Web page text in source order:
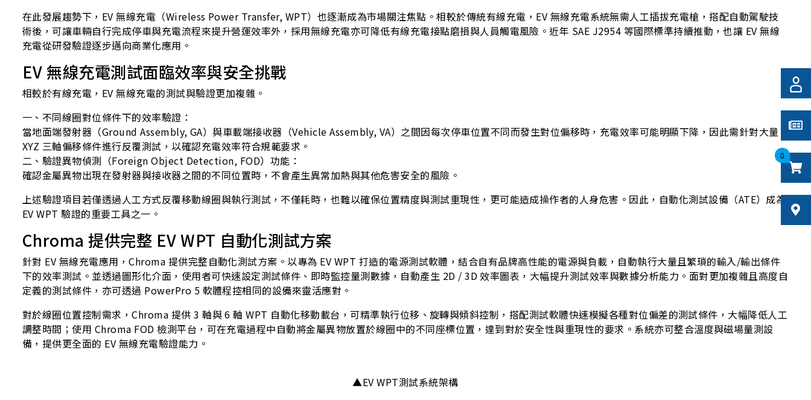
0
在此發展趨勢下，EV 無線充電（Wireless Power Transfer, WPT）也逐漸成為市場關注焦點。相較於傳統有線充電，EV 無線充電系統無需人工插拔充電槍，搭配自動駕駛技
術後，可讓車輛自行完成停車與充電流程來提升營運效率外，採用無線充電亦可降低有線充電接點磨損與人員觸電風險。近年 SAE J2954 等國際標準持續推動，也讓 EV 無線
充電從研發驗證逐步邁向商業化應用。
EV 無線充電測試面臨效率與安全挑戰
相較於有線充電，EV 無線充電的測試與驗證更加複雜。
一、不同線圈對位條件下的效率驗證：
當地面端發射器（Ground Assembly, GA）與車載端接收器（Vehicle Assembly, VA）之間因每次停車位置不同而發生對位偏移時，充電效率可能明顯下降，因此需針對大量
XYZ 三軸偏移條件進行反覆測試，以確認充電效率符合規範要求。
二、驗證異物偵測（Foreign Object Detection, FOD）功能：
確認金屬異物出現在發射器與接收器之間的不同位置時，不會產生異常加熱與其他危害安全的風險。
上述驗證項目若僅透過人工方式反覆移動線圈與執行測試，不僅耗時，也難以確保位置精度與測試重現性，更可能造成操作者的人身危害。因此，自動化測試設備（ATE）成為
EV WPT 驗證的重要工具之一。
Chroma 提供完整 EV WPT 自動化測試方案
針對 EV 無線充電應用，Chroma 提供完整自動化測試方案。以專為 EV WPT 打造的電源測試軟體，結合自有品牌高性能的電源與負載，自動執行大量且繁瑣的輸入/輸出條件
下的效率測試。並透過圖形化介面，使用者可快速設定測試條件、即時監控量測數據，自動產生 2D / 3D 效率圖表，大幅提升測試效率與數據分析能力。面對更加複雜且高度自
定義的測試條件，亦可透過 PowerPro 5 軟體程控相同的設備來靈活應對。
對於線圈位置控制需求，Chroma 提供 3 軸與 6 軸 WPT 自動化移動載台，可精準執行位移、旋轉與傾斜控制，搭配測試軟體快速模擬各種對位偏差的測試條件，大幅降低人工
調整時間；使用 Chroma FOD 檢測平台，可在充電過程中自動將金屬異物放置於線圈中的不同座標位置，達到對於安全性與重現性的要求。系統亦可整合溫度與磁場量測設
備，提供更全面的 EV 無線充電驗證能力。
▲EV WPT測試系統架構